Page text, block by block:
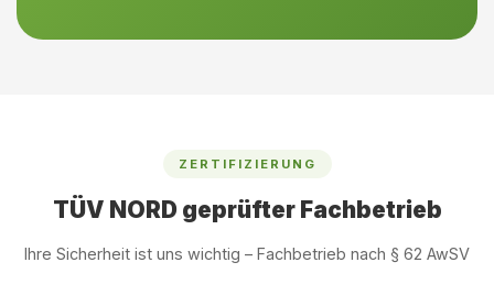
ZERTIFIZIERUNG
TÜV NORD geprüfter Fachbetrieb
Ihre Sicherheit ist uns wichtig – Fachbetrieb nach § 62 AwSV